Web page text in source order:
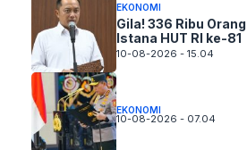
EKONOMI
Gila! 336 Ribu
Istana HUT RI ke-81
10-08-2026 - 15.04
EKONOMI
10-08-2026 - 07.04